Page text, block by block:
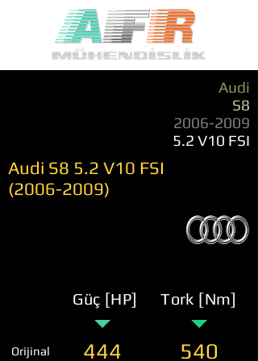
Audi
S8
2006-2009
5.2 V10 FSI
Audi S8 5.2 V10 FSI
(2006-2009)
Güç [HP] Tork [Nm]
Orijinal 444 540